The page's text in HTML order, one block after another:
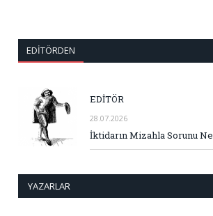
EDITÖRDEN
EDİTÖR
28.07.2026
İktidarın Mizahla Sorunu Ne
YAZARLAR